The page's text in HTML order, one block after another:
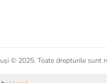
© 2025. Toate drepturile sunt